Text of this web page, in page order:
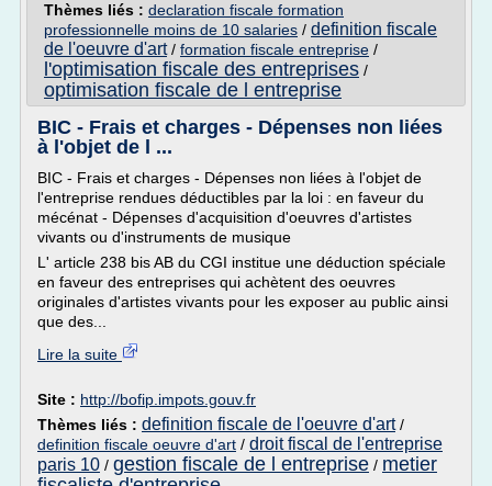
Thèmes liés : declaration fiscale formation
professionnelle moins de 10 salaries / definition fiscale
de l'oeuvre d'art/ formation fiscale entreprise /
l'optimisation fiscale des entreprises /
optimisation fiscale de l entreprise
BIC - Frais et charges - Dépenses non liées
à l'objet de l ...
BIC - Frais et charges - Dépenses non liées à l'objet de
l'entreprise rendues déductibles par la loi : en faveur du
mécénat - Dépenses d'acquisition d'oeuvres d'artistes
vivants ou d'instruments de musique
L' article 238 bis AB du CGI institue une déduction spéciale
en faveur des entreprises qui achètent des oeuvres
originales d'artistes vivants pour les exposer au public ainsi
que des...
Lire la suite
Site : http://bofip.impots.gouv.fr
Thèmes liés : definition fiscale de l'oeuvre d'art/
definition fiscale oeuvre d'art / droit fiscal de l'entreprise
paris 10 / gestion fiscale de l entreprise / metier